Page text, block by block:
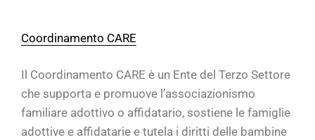
Coordinamento CARE
Il Coordinamento CARE è un Ente del Terzo Settore
che supporta e promuove l’associazionismo
familiare adottivo o affidatario, sostiene le famiglie
adottive e affidatarie e tutela i diritti delle bambine